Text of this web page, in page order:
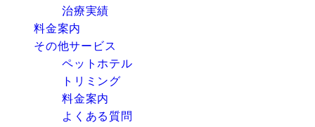
治療実績
料金案内
その他サービス
ペットホテル
トリミング
料金案内
よくある質問